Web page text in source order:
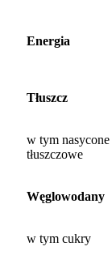
Energia
Tłuszcz
w tym
tłuszczowe
Węglowodany
w tym cukry